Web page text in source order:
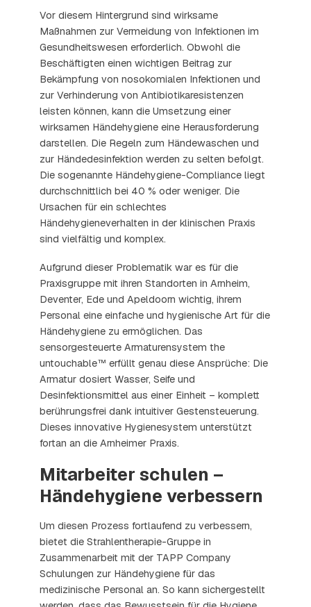
Vor diesem Hintergrund sind wirksame
Maßnahmen zur Vermeidung von Infektionen im
Gesundheitswesen erforderlich. Obwohl die
Beschäftigten einen wichtigen Beitrag zur
Bekämpfung von nosokomialen Infektionen und
zur Verhinderung von Antibiotikaresistenzen
leisten können, kann die Umsetzung einer
wirksamen Händehygiene eine Herausforderung
darstellen. Die Regeln zum Händewaschen und
zur Händedesinfektion werden zu selten befolgt.
Die sogenannte Händehygiene-Compliance liegt
durchschnittlich bei 40 % oder weniger. Die
Ursachen für ein schlechtes
Händehygieneverhalten in der klinischen Praxis
sind vielfältig und komplex.
Aufgrund dieser Problematik war es für die
Praxisgruppe mit ihren Standorten in Arnheim,
Deventer, Ede und Apeldoorn wichtig, ihrem
Personal eine einfache und hygienische Art für die
Händehygiene zu ermöglichen. Das
sensorgesteuerte Armaturensystem the
untouchable™ erfüllt genau diese Ansprüche: Die
Armatur dosiert Wasser, Seife und
Desinfektionsmittel aus einer Einheit – komplett
berührungsfrei dank intuitiver Gestensteuerung.
Dieses innovative Hygienesystem unterstützt
fortan an die Arnheimer Praxis.
Mitarbeiter schulen –
Händehygiene verbessern
Um diesen Prozess fortlaufend zu verbessern,
bietet die Strahlentherapie-Gruppe in
Zusammenarbeit mit der TAPP Company
Schulungen zur Händehygiene für das
medizinische Personal an. So kann sichergestellt